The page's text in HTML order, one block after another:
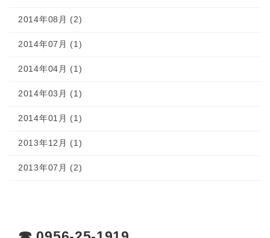
2014年08月 (2)
2014年07月 (1)
2014年04月 (1)
2014年03月 (1)
2014年01月 (1)
2013年12月 (1)
2013年07月 (2)